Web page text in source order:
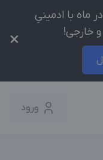
درآمد در ماه با ادمینیِ
خارجی!
×
ورود